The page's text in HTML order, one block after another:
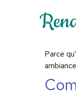
Parce